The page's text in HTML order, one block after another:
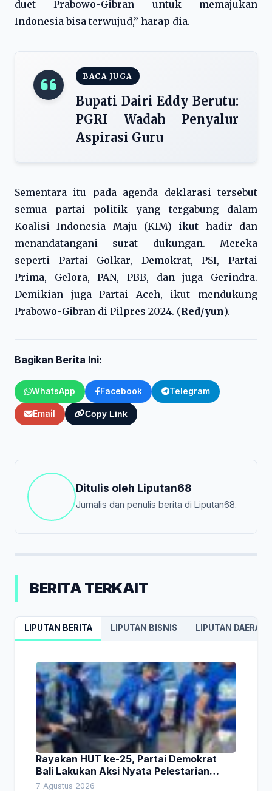
duet Prabowo-Gibran untuk memajukan
Indonesia bisa terwujud,” harap dia.
BACA JUGA
Bupati Dairi Eddy Berutu:
PGRI Wadah Penyalur
Aspirasi Guru
Sementara itu pada agenda deklarasi tersebut
semua partai politik yang tergabung dalam
Koalisi Indonesia Maju (KIM) ikut hadir dan
menandatangani surat dukungan. Mereka
seperti Partai Golkar, Demokrat, PSI, Partai
Prima, Gelora, PAN, PBB, dan juga Gerindra.
Demikian juga Partai Aceh, ikut mendukung
Prabowo-Gibran di Pilpres 2024. (Red/yun).
Bagikan Berita Ini:
WhatsApp Facebook Telegram
Email Copy Link
Ditulis oleh Liputan68
Jurnalis dan penulis berita di Liputan68.
BERITA TERKAIT
LIPUTAN BERITA LIPUTAN BISNIS LIPUTAN DAERAH
Rayakan HUT ke-25, Partai Demokrat
Bali Lakukan Aksi Nyata Pelestarian
Lingkungan
7 Agustus 2026